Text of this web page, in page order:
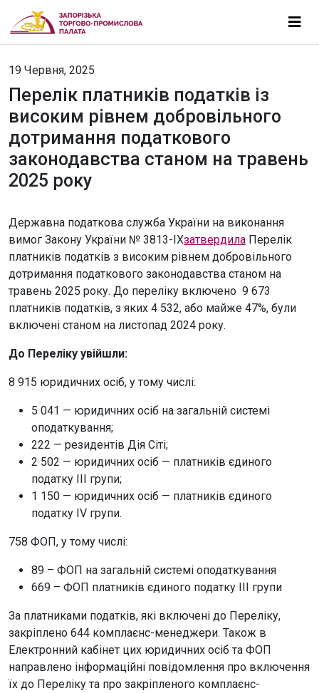
19 Червня, 2025
Перелік платників податків із
високим рівнем добровільного
дотримання податкового
законодавства станом на травень
2025 року
Державна податкова служба України на виконання
вимог Закону України № 3813-IXзатвердила Перелік
платників податків з високим рівнем добровільного
дотримання податкового законодавства станом на
травень 2025 року. До переліку включено 9 673
платників податків, з яких 4 532, або майже 47%, були
включені станом на листопад 2024 року.
До Переліку увійшли:
8 915 юридичних осіб, у тому числі:
5 041 — юридичних осіб на загальній системі
оподаткування;
222 — резидентів Дія Сіті;
2 502 — юридичних осіб — платників єдиного
податку III групи;
1 150 — юридичних осіб — платників єдиного
податку IV групи.
758 ФОП, у тому числі:
89 – ФОП на загальній системі оподаткування
669 – ФОП платників єдиного податку III групи
За платниками податків, які включені до Переліку,
закріплено 644 комплаєнс-менеджери. Також в
Електронний кабінет цих юридичних осіб та ФОП
направлено інформаційні повідомлення про включення
їх до Переліку та про закріпленого комплаєнс-